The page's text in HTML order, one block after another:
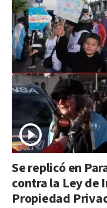
Se replicó en
contra la Ley de
Propiedad